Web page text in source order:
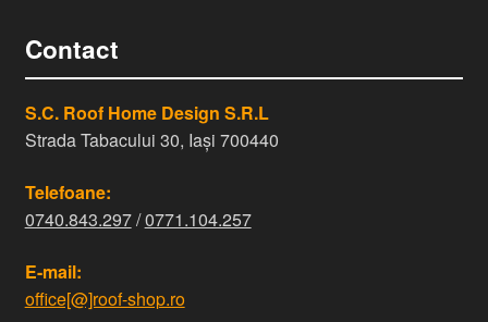
Contact
S.C. Roof Home Design S.R.L
Strada Tabacului 30, Iași 700440
Telefoane:
0740.843.297/0771.104.257
E-mail:
office[@]roof-shop.ro